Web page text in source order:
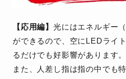
【応用編】光にはエネルギー
ができるので、空にLEDライ
るだけでも好影響があります。
また、人差し指は指の中でも